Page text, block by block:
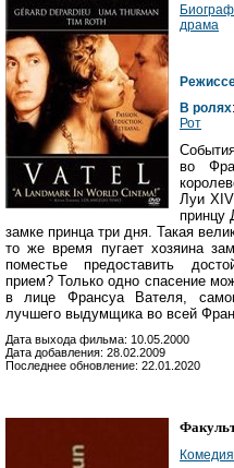
драма
В ролях:
Рот
во
Луи
принцу
замке принца три дня. Такая
то же время пугает хозяина
поместье предоставить
прием? Только одно спасение
в лице Франсуа Вателя,
лучшего выдумщика во всей
Дата выхода фильма: 10.05.2000
Дата добавления: 28.02.2009
Последнее обновление: 22.01.2020
Комедия